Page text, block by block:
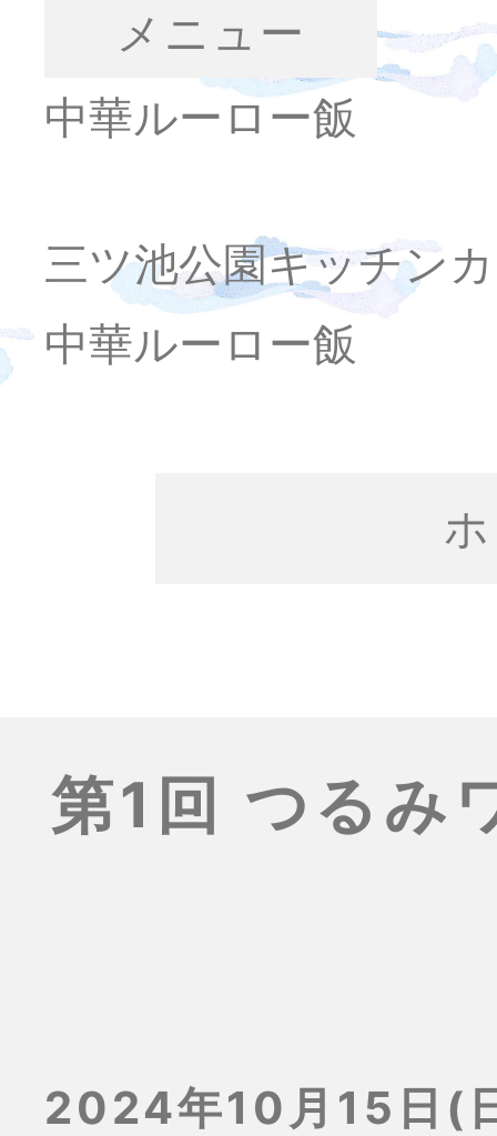
メニュー
中華ルーロー飯
三ツ池公園キッチン
中華ルーロー飯
第1回 つるみ
2024年10月15日